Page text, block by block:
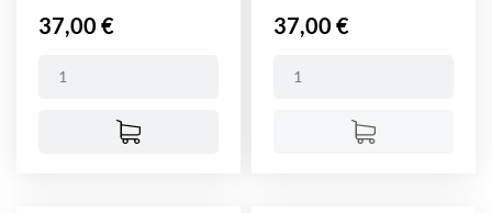
Prix
37,00 € Prix
37,00 €